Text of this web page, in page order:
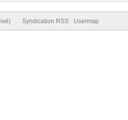
Syndication RSS Usermap